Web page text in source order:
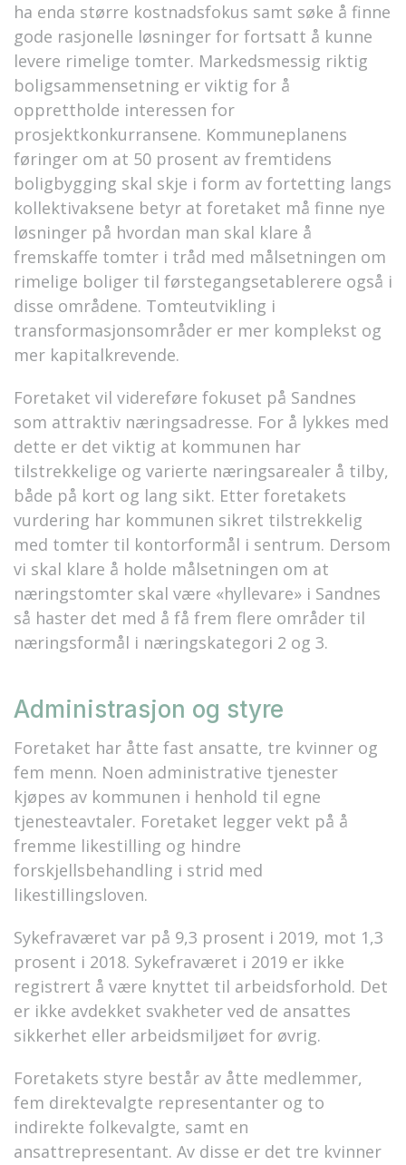
ha enda større kostnadsfokus samt søke å finne
gode rasjonelle løsninger for fortsatt å kunne
levere rimelige tomter. Markedsmessig riktig
boligsammensetning er viktig for å
opprettholde interessen for
prosjektkonkurransene. Kommuneplanens
føringer om at 50 prosent av fremtidens
boligbygging skal skje i form av fortetting langs
kollektivaksene betyr at foretaket må finne nye
løsninger på hvordan man skal klare å
fremskaffe tomter i tråd med målsetningen om
rimelige boliger til førstegangsetablerere også i
disse områdene. Tomteutvikling i
transformasjonsområder er mer komplekst og
mer kapitalkrevende.
Foretaket vil videreføre fokuset på Sandnes
som attraktiv næringsadresse. For å lykkes med
dette er det viktig at kommunen har
tilstrekkelige og varierte næringsarealer å tilby,
både på kort og lang sikt. Etter foretakets
vurdering har kommunen sikret tilstrekkelig
med tomter til kontorformål i sentrum. Dersom
vi skal klare å holde målsetningen om at
næringstomter skal være «hyllevare» i Sandnes
så haster det med å få frem flere områder til
næringsformål i næringskategori 2 og 3.
Administrasjon og styre
Foretaket har åtte fast ansatte, tre kvinner og
fem menn. Noen administrative tjenester
kjøpes av kommunen i henhold til egne
tjenesteavtaler. Foretaket legger vekt på å
fremme likestilling og hindre
forskjellsbehandling i strid med
likestillingsloven.
Sykefraværet var på 9,3 prosent i 2019, mot 1,3
prosent i 2018. Sykefraværet i 2019 er ikke
registrert å være knyttet til arbeidsforhold. Det
er ikke avdekket svakheter ved de ansattes
sikkerhet eller arbeidsmiljøet for øvrig.
Foretakets styre består av åtte medlemmer,
fem direktevalgte representanter og to
indirekte folkevalgte, samt en
ansattrepresentant. Av disse er det tre kvinner